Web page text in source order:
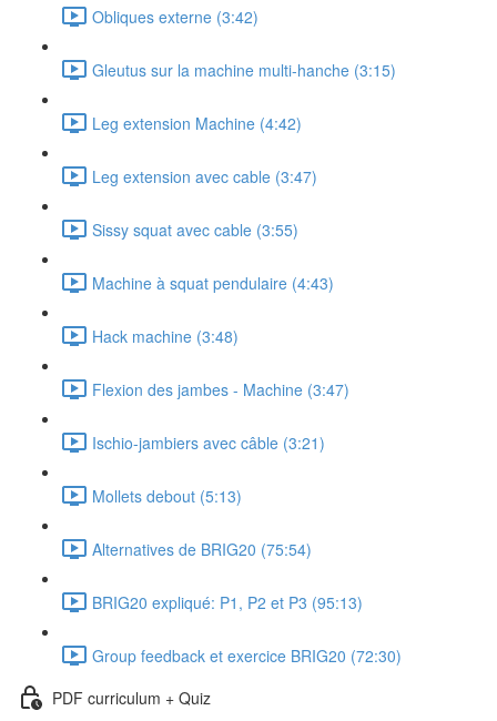
Obliques externe (3:42)
Gleutus sur la machine multi-hanche (3:15)
Leg extension Machine (4:42)
Leg extension avec cable (3:47)
Sissy squat avec cable (3:55)
Machine à squat pendulaire (4:43)
Hack machine (3:48)
Flexion des jambes - Machine (3:47)
Ischio-jambiers avec câble (3:21)
Mollets debout (5:13)
Alternatives de BRIG20 (75:54)
BRIG20 expliqué: P1, P2 et P3 (95:13)
Group feedback et exercice BRIG20 (72:30)
PDF curriculum + Quiz